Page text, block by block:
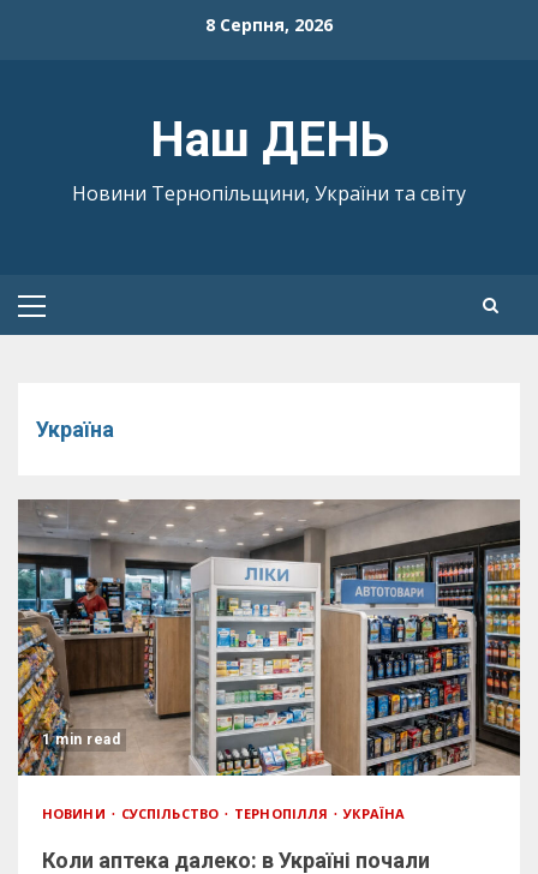
8 Серпня, 2026
Наш ДЕНЬ
Новини Тернопільщини, України та світу
Primary
Україна
1 min read
НОВИНИ СУСПІЛЬСТВО ТЕРНОПІЛЛЯ УКРАЇНА
Коли аптека далеко: в Україні почали